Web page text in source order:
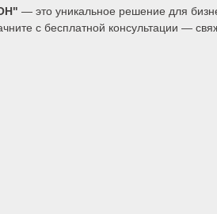
— это уникальное решение для
с бесплатной консультации —